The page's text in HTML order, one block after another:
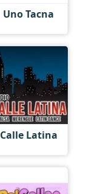
Uno Tacna
Calle Latina